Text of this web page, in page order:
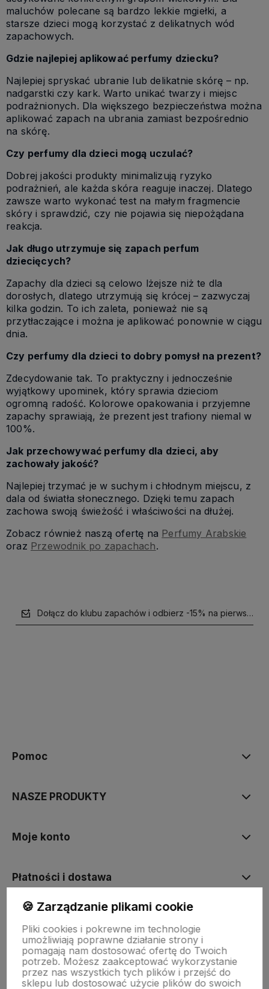
maluchów polecane są bardzo lekkie mgiełki, a
starsze dzieci mogą korzystać z delikatnych wód
zapachowych.
Gdzie najlepiej aplikować perfumy dziecku?
Najlepiej spryskać ubranie lub delikatnie skórę – np.
nadgarstki czy kark. Warto unikać twarzy i miejsc
podrażnionych. Dla większego bezpieczeństwa można
aplikować zapach na ubrania zamiast bezpośrednio
na skórę.
Czy perfumy dla dzieci mogą uczulać?
Dobrej jakości produkty minimalizują ryzyko
podrażnień, ale każda skóra reaguje inaczej. Dlatego
zawsze warto wykonać test na małym fragmencie
skóry i sprawdzić, czy nie pojawia się niepożądana
reakcja.
Jak długo utrzymuje się zapach perfum
dziecięcych?
Zapachy dla dzieci są celowo lżejsze niż te dla
dorosłych, dlatego utrzymują się krócej – zazwyczaj
kilka godzin. To ich zaleta, ponieważ nie są
przytłaczające i można je aplikować ponownie w ciągu
dnia.
Czy perfumy dla dzieci to dobry pomysł na prezent?
Zdecydowanie tak. To praktyczny i jednocześnie
wyjątkowy upominek, który sprawia dzieciom
ogromną radość. Kolorowe opakowania i przyjemne
zapachy sprawiają, że prezent jest trafiony niemal w
100%.
Jak przechowywać perfumy dla dzieci, aby
zachowały jakość?
Najlepiej trzymać je w suchym i chłodnym miejscu, z
dala od światła słonecznego. Dzięki temu zapach
zachowa swoją świeżość i właściwości na dłużej.
Zobacz również naszą ofertę na Perfumy Arabskie
oraz Przewodnik po zapachach.
Dołącz do klubu zapachów i odbierz -15% na pierwsze
Pomoc
NASZE PRODUKTY
Moje konto
Płatności i dostawa
O nas
🍪 Zarządzanie plikami cookie
Pliki cookies i pokrewne im technologie
umożliwiają poprawne działanie strony i
pomagają nam dostosować ofertę do Twoich
potrzeb. Możesz zaakceptować wykorzystanie
przez nas wszystkich tych plików i przejść do
sklepu lub dostosować użycie plików do swoich